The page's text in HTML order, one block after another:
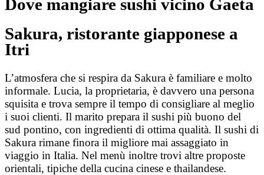
Dove mangiare sushi vicino Gaeta
Sakura, ristorante giapponese a
Itri
L’atmosfera che si respira da Sakura è familiare e molto
informale. Lucia, la proprietaria, è davvero una persona
squisita e trova sempre il tempo di consigliare al meglio
i suoi clienti. Il marito prepara il sushi più buono del
sud pontino, con ingredienti di ottima qualità. Il sushi di
Sakura rimane finora il migliore mai assaggiato in
viaggio in Italia. Nel menù inoltre trovi altre proposte
orientali, tipiche della cucina cinese e thailandese.